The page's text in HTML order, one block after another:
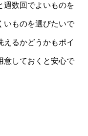
週数回でよいものを
いものを選びたいで
えるかどうかもポイ
意しておくと安心で